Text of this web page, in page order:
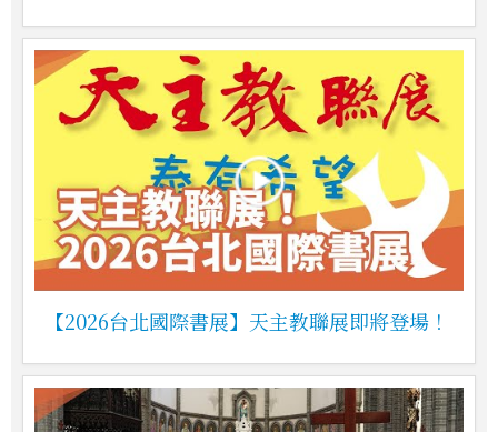
【2026台北國際書展】天主教聯展即將登場！